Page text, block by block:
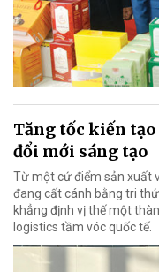
Tăng tốc kiến
đổi mới sáng tạo
Từ một cứ điểm sản xuất
đang cất cánh bằng tri
khẳng định vị thế một
logistics tầm vóc quốc tế.